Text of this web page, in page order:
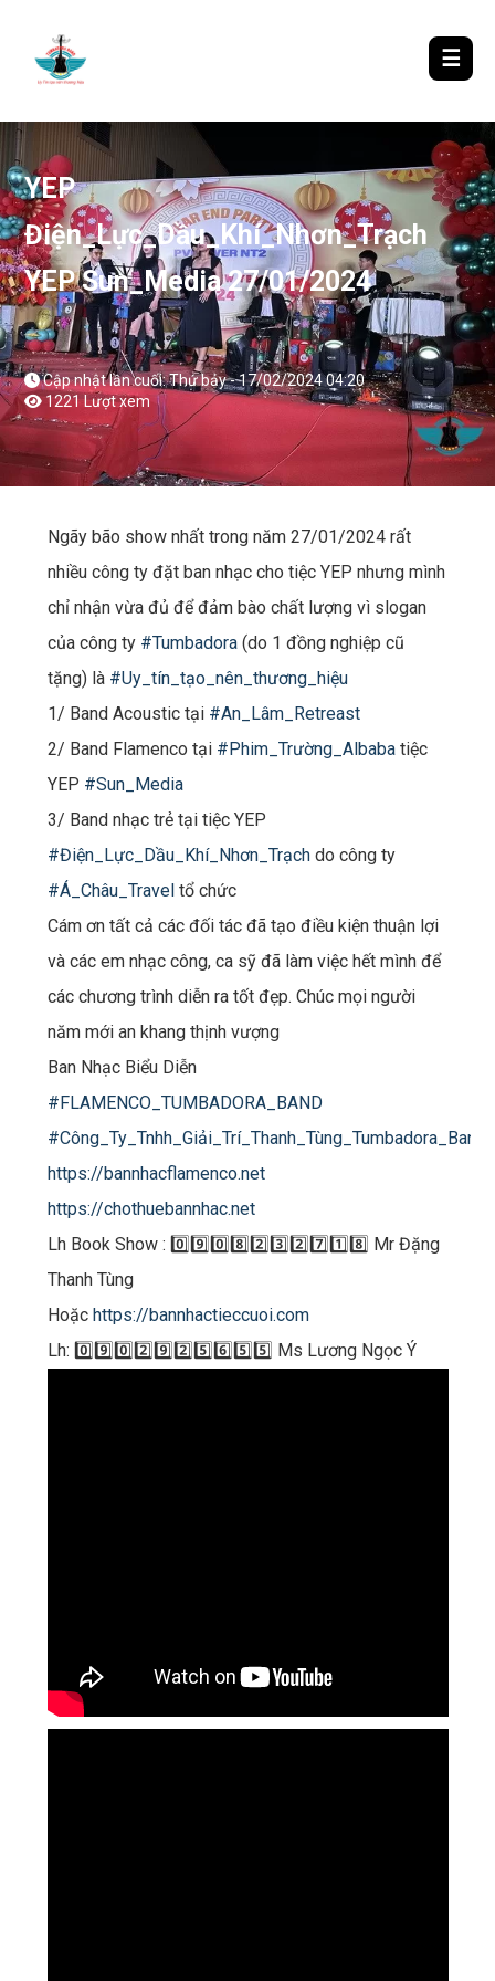
☰
YEP
Điện_Lực_Dầu_Khí_Nhơn_Trạch
YEP Sun_Media 27/01/2024
Cập nhật lần cuối: Thứ bảy - 17/02/2024 04:20
1221 Lượt xem
Ngãy bão show nhất trong năm 27/01/2024 rất
nhiều công ty đặt ban nhạc cho tiệc YEP nhưng mình
chỉ nhận vừa đủ để đảm bào chất lượng vì slogan
của công ty #Tumbadora(do 1 đồng nghiệp cũ
tặng) là #Uy_tín_tạo_nên_thương_hiệu
1/ Band Acoustic tại #An_Lâm_Retreast
2/ Band Flamenco tại #Phim_Trường_Albabatiệc
YEP #Sun_Media
3/ Band nhạc trẻ tại tiệc YEP
#Điện_Lực_Dầu_Khí_Nhơn_Trạchdo công ty
#Á_Châu_Traveltổ chức
Cám ơn tất cả các đối tác đã tạo điều kiện thuận lợi
và các em nhạc công, ca sỹ đã làm việc hết mình để
các chương trình diễn ra tốt đẹp. Chúc mọi người
năm mới an khang thịnh vượng
Ban Nhạc Biểu Diễn
#FLAMENCO_TUMBADORA_BAND
#Công_Ty_Tnhh_Giải_Trí_Thanh_Tùng_Tumbadora_Band
https://bannhacflamenco.net
https://chothuebannhac.net
Lh Book Show : 0️⃣9️⃣0️⃣8️⃣2️⃣3️⃣2️⃣7️⃣1️⃣8️⃣ Mr Đặng
Thanh Tùng
Hoặc https://bannhactieccuoi.com​​​
Lh: 0️⃣9️⃣0️⃣2️⃣9️⃣2️⃣5️⃣6️⃣5️⃣5️⃣ Ms Lương Ngọc Ý